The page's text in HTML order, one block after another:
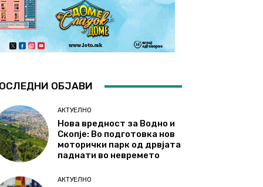
ОБЈАВИ
АКТУЕЛНО
Нова вредност за Водно и
Скопје: Во подготовка нов
моторички парк од дрвјата
паднати во невремето
АКТУЕЛНО